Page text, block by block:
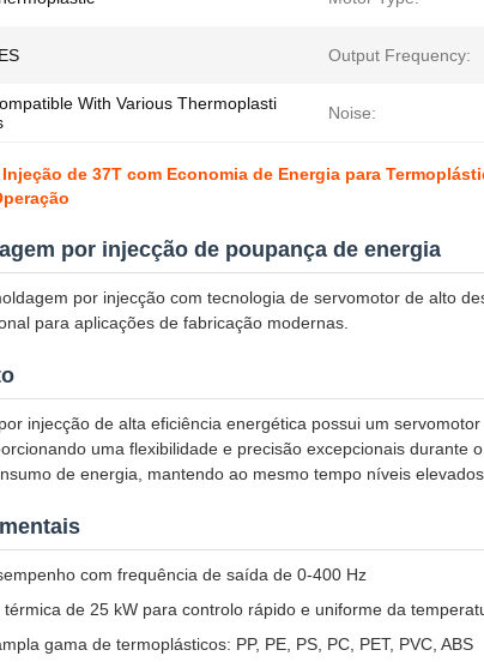
Output Frequency:
With Various Thermoplasti
Noise:
de 37T com Economia de Energia para
por injecção de poupança de energia
por injecção com tecnologia de servomotor de alto
para aplicações de fabricação modernas.
injecção de alta eficiência energética possui um
uma flexibilidade e precisão excepcionais durante
de energia, mantendo ao mesmo tempo níveis
com frequência de saída de 0-400 Hz
de 25 kW para controlo rápido e uniforme da
gama de termoplásticos: PP, PE, PS, PC, PET, PVC, ABS